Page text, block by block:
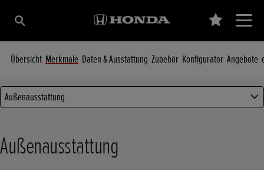
Übersicht Merkmale Daten & Ausstattung Zubehör Konfigurator Angebote
Außenausstattung
Außenausstattung